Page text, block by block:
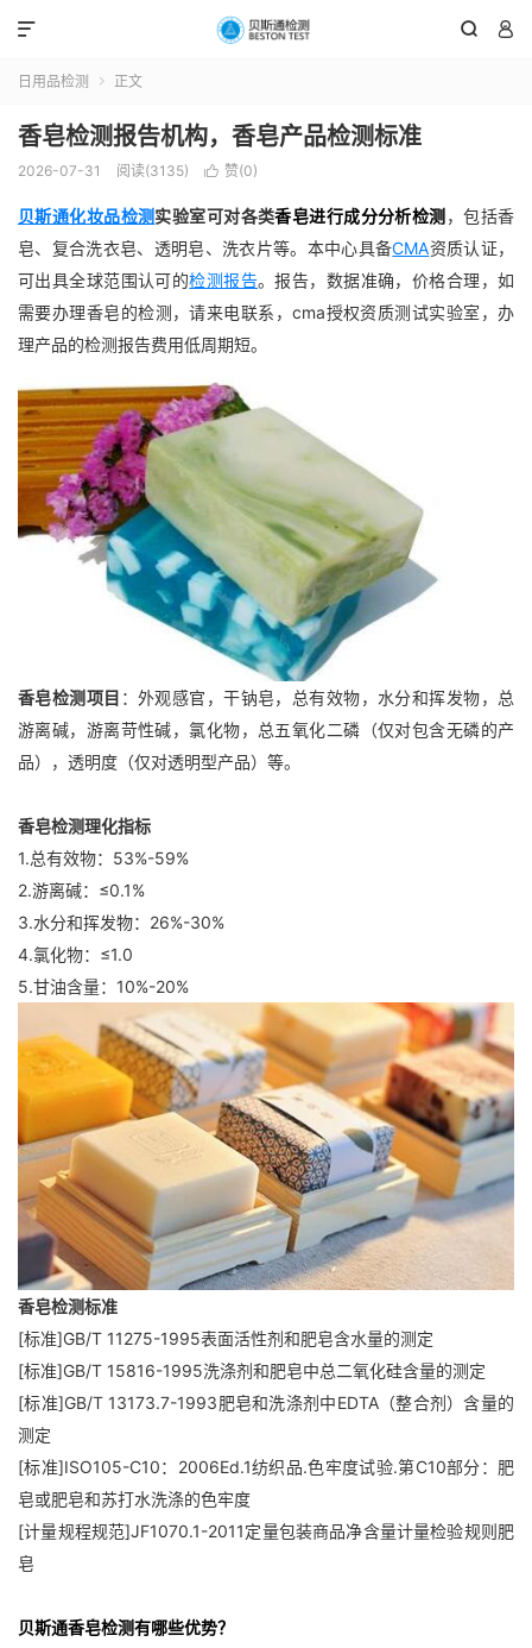
 

日用品检测  正文
香皂检测报告机构，香皂产品检测标准
2026-07-31 阅读(3135)  赞(0)
贝斯通化妆品检测实验室可对各类香皂进行成分分析检测 ，包括香
皂、复合洗衣皂、透明皂、洗衣片等。本中心具备CMA资质认证，
可出具全球范围认可的检测报告。报告，数据准确，价格合理，如
需要办理香皂的检测，请来电联系，cma授权资质测试实验室，办
理产品的检测报告费用低周期短。
香皂检测项目 ：外观感官，干钠皂，总有效物，水分和挥发物，总
游离碱，游离苛性碱，氯化物，总五氧化二磷（仅对包含无磷的产
品），透明度（仅对透明型产品）等。
香皂检测理化指标
1.总有效物：53%-59%
2.游离碱：≤0.1%
3.水分和挥发物：26%-30%
4.氯化物：≤1.0
5.甘油含量：10%-20%
香皂检测标准
[标准]GB/T 11275-1995表面活性剂和肥皂含水量的测定
[标准]GB/T 15816-1995洗涤剂和肥皂中总二氧化硅含量的测定
[标准]GB/T 13173.7-1993肥皂和洗涤剂中EDTA（整合剂）含量的
测定
[标准]ISO105-C10：2006Ed.1纺织品.色牢度试验.第C10部分：肥
皂或肥皂和苏打水洗涤的色牢度
[计量规程规范]JF1070.1-2011定量包装商品净含量计量检验规则肥
皂
贝斯通香皂检测有哪些优势？